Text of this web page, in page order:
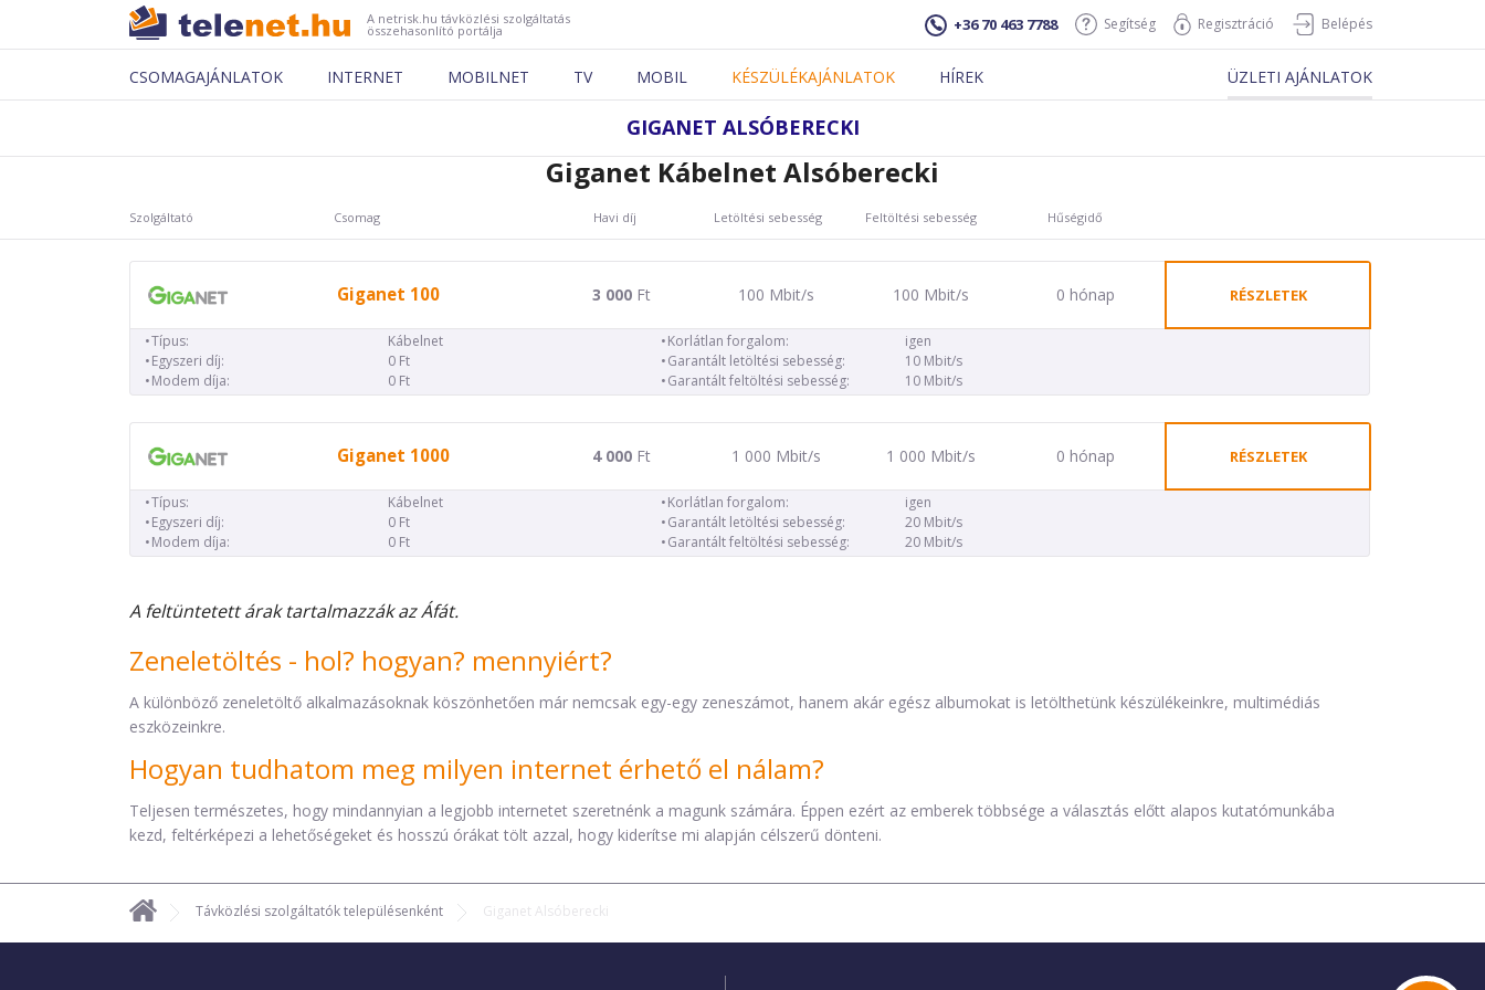
A netrisk.hu távközlési szolgáltatás
összehasonlító portálja +36 70 463 7788 Segítség Regisztráció Belépés
CSOMAGAJÁNLATOK INTERNET MOBILNET TV MOBIL KÉSZÜLÉKAJÁNLATOK HÍREK ÜZLETI AJÁNLATOK
GIGANET ALSÓBERECKI
Giganet Kábelnet Alsóberecki
Szolgáltató Csomag Havi díj Letöltési sebesség Feltöltési sebesség Hűségidő
Giganet 100 3 000Ft 100 Mbit/s 100 Mbit/s 0 hónap RÉSZLETEK
Típus:
Kábelnet
Egyszeri díj:
0 Ft
Modem díja:
0 Ft
Korlátlan forgalom:
igen
Garantált letöltési sebesség:
10 Mbit/s
Garantált feltöltési sebesség:
10 Mbit/s
Giganet 1000 4 000Ft 1 000 Mbit/s 1 000 Mbit/s 0 hónap RÉSZLETEK
Típus:
Kábelnet
Egyszeri díj:
0 Ft
Modem díja:
0 Ft
Korlátlan forgalom:
igen
Garantált letöltési sebesség:
20 Mbit/s
Garantált feltöltési sebesség:
20 Mbit/s
A feltüntetett árak tartalmazzák az Áfát.
Zeneletöltés - hol? hogyan? mennyiért?
A különböző zeneletöltő alkalmazásoknak köszönhetően már nemcsak egy-egy zeneszámot, hanem akár egész albumokat is letölthetünk készülékeinkre, multimédiás
eszközeinkre.
Hogyan tudhatom meg milyen internet érhető el nálam?
Teljesen természetes, hogy mindannyian a legjobb internetet szeretnénk a magunk számára. Éppen ezért az emberek többsége a választás előtt alapos kutatómunkába
kezd, feltérképezi a lehetőségeket és hosszú órákat tölt azzal, hogy kiderítse mi alapján célszerű dönteni.
Távközlési szolgáltatók településenként Giganet Alsóberecki